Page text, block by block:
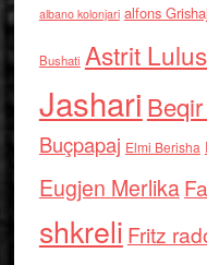
albano kolonjari alfons Grishaj
Bushati Astrit
Jashari
Buçpapaj Elmi Berisha
Eugjen Merlika
shkreli Fritz